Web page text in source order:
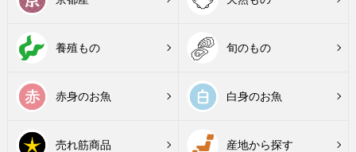
養殖もの 旬のもの
赤身のお魚 白身のお魚
売れ筋商品 産地から探す